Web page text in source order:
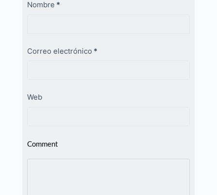
Nombre *
Correo electrónico *
Web
Comment